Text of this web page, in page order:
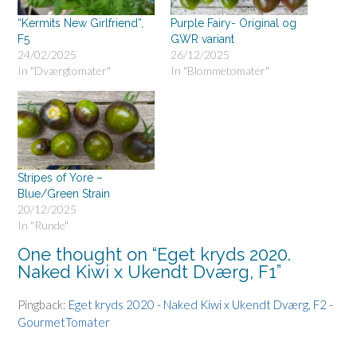
“Kermits New Girlfriend”,
F5
24/02/2025
In "Dværgtomater"
Purple Fairy- Original og
GWR variant
26/12/2025
In "Blommetomater"
Stripes of Yore –
Blue/Green Strain
20/12/2025
In "Runde"
One thought on “Eget kryds 2020.
Naked Kiwi x Ukendt Dværg, F1”
Pingback: Eget kryds 2020 - Naked Kiwi x Ukendt Dværg, F2 -
GourmetTomater